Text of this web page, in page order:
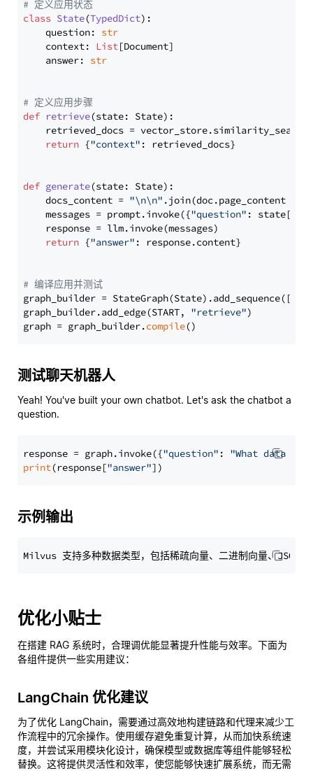
# 定义应用状态
class State(TypedDict):
    question:
str
    context:
List[Document]
    answer:
str
# 定义应用步骤
def retrieve(state: State):
retrieved_docs =
return {"context" : retrieved_docs}
def generate(state: State):
    docs_content =
"\n\n" .join(doc.page_content
    messages = prompt.invoke({
"question" : state[
    response = llm.invoke(messages)
return {"answer" : response.content}
# 编译应用并测试
graph_builder =
graph_builder.add_edge(START, "retrieve")
graph = graph_builder.compile
测试聊天机器人
Yeah! You've built your own chatbot. Let's ask the chatbot a
question.
response = graph.invoke({"question" : "What data
print(response["answer"
示例输出
优化小贴士
在搭建 RAG 系统时，合理调优能显著提升性能与效率。下面为
各组件提供一些实用建议：
LangChain 优化建议
为了优化 LangChain，需要通过高效地构建链路和代理来减少工
作流程中的冗余操作。使用缓存避免重复计算，从而加快系统速
度，并尝试采用模块化设计，确保模型或数据库等组件能够轻松
替换。这将提供灵活性和效率，使您能够快速扩展系统，而无需